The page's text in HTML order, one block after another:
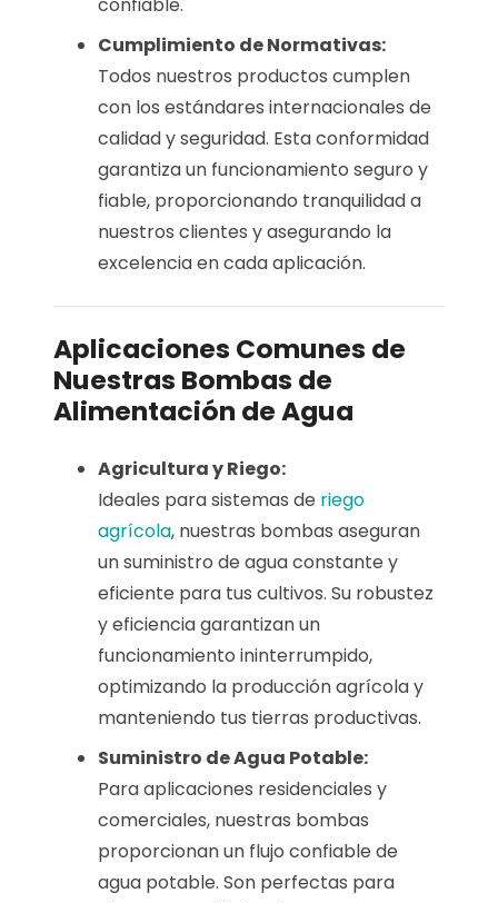
Cumplimiento de Normativas:
Todos nuestros productos cumplen
con los estándares internacionales de
calidad y seguridad. Esta conformidad
garantiza un funcionamiento seguro y
fiable, proporcionando tranquilidad a
nuestros clientes y asegurando la
excelencia en cada aplicación.
Aplicaciones Comunes de
Nuestras Bombas de
Alimentación de Agua
Agricultura y Riego:
Ideales para sistemas de riego
agrícola, nuestras bombas aseguran
un suministro de agua constante y
eficiente para tus cultivos. Su robustez
y eficiencia garantizan un
funcionamiento ininterrumpido,
optimizando la producción agrícola y
manteniendo tus tierras productivas.
Suministro de Agua Potable:
Para aplicaciones residenciales y
comerciales, nuestras bombas
proporcionan un flujo confiable de
agua potable. Son perfectas para